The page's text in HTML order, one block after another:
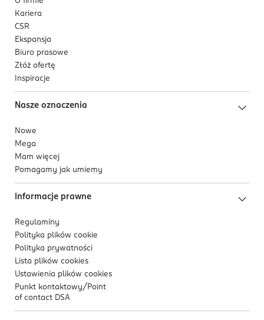
Kariera
CSR
Ekspansja
Biuro prasowe
Złóż ofertę
Inspiracje
Nasze oznaczenia
Nowe
Mega
Mam więcej
Pomagamy jak umiemy
Informacje prawne
Regulaminy
Polityka plików cookie
Polityka prywatności
Lista plików cookies
Ustawienia plików cookies
Punkt kontaktowy/ Point
of contact DSA